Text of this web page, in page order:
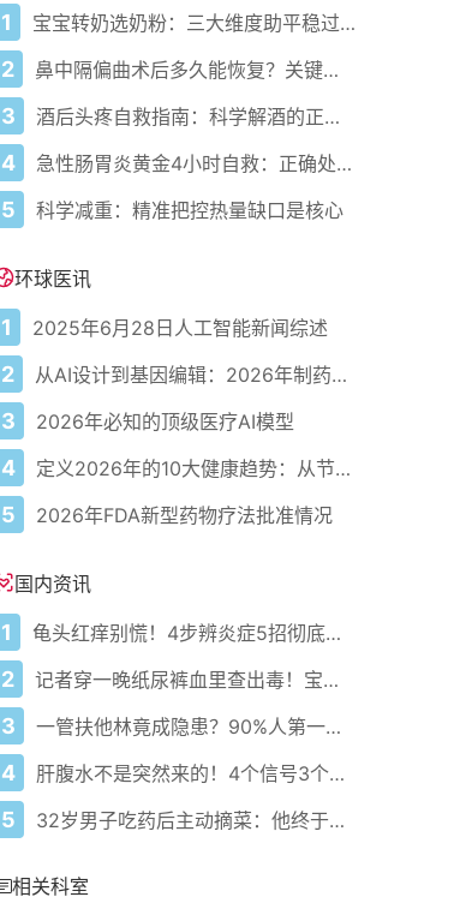
治？
1 宝宝转奶选奶粉：三大维度助平稳过渡
2 鼻中隔偏曲术后多久能恢复？关键看这几点
3 酒后头疼自救指南：科学解酒的正确打开方式
4 急性肠胃炎黄金4小时自救：正确处置与误区避坑关键
5 科学减重：精准把控热量缺口是核心
环球医讯
1 2025年6月28日人工智能新闻综述
2 从AI设计到基因编辑：2026年制药领域重大突破
3 2026年必知的顶级医疗AI模型
4 定义2026年的10大健康趋势：从节律健康到冷热交替疗法
5 2026年FDA新型药物疗法批准情况
国内资讯
1 龟头红痒别慌！4步辨炎症5招彻底防复发
2 记者穿一晚纸尿裤血里查出毒！宝宝血液浓度竟是成人的5倍？
3 一管扶他林竟成隐患？90%人第一步就错了！
4 肝腹水不是突然来的！4个信号3个管理要点别等肚子鼓起来
5 32岁男子吃药后主动摘菜：他终于活过来了？
相关科室